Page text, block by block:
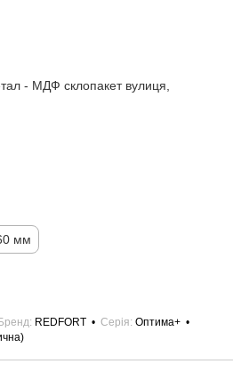
- МДФ склопакет вулиця,
мм
Бренд REDFORT Серія Оптима+